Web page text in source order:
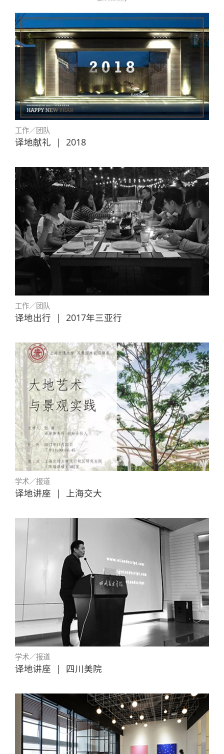
工作／团队
译地献礼 | 2018
工作／团队
译地出行 | 2017年三亚行
学术／报道
译地讲座 | 上海交大
学术／报道
译地讲座 | 四川美院